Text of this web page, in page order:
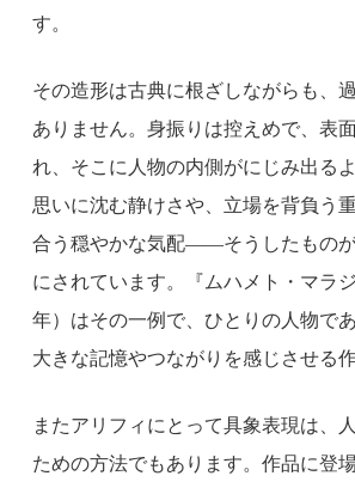
す。
その造形は古典に根ざしながらも、
ありません。身振りは控えめで、表
れ、そこに人物の内側がにじみ出る
思いに沈む静けさや、立場を背負う
合う穏やかな気配――そうしたもの
にされています。『ムハメト・マラ
年）はその一例で、ひとりの人物で
大きな記憶やつながりを感じさせる作
またアリフィにとって具象表現は、
ための方法でもあります。作品に登